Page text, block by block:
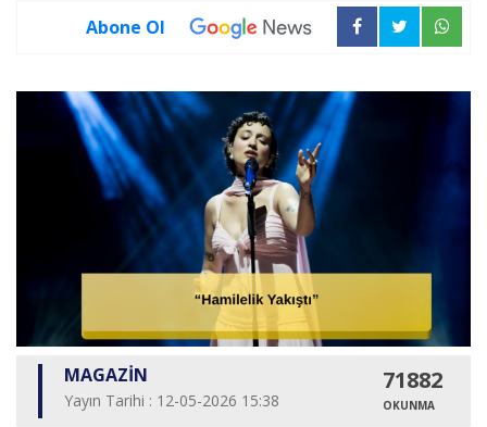
Abone Ol
MAGAZİN
Yayın Tarihi : 12-05-2026 15:38
71882
OKUNMA